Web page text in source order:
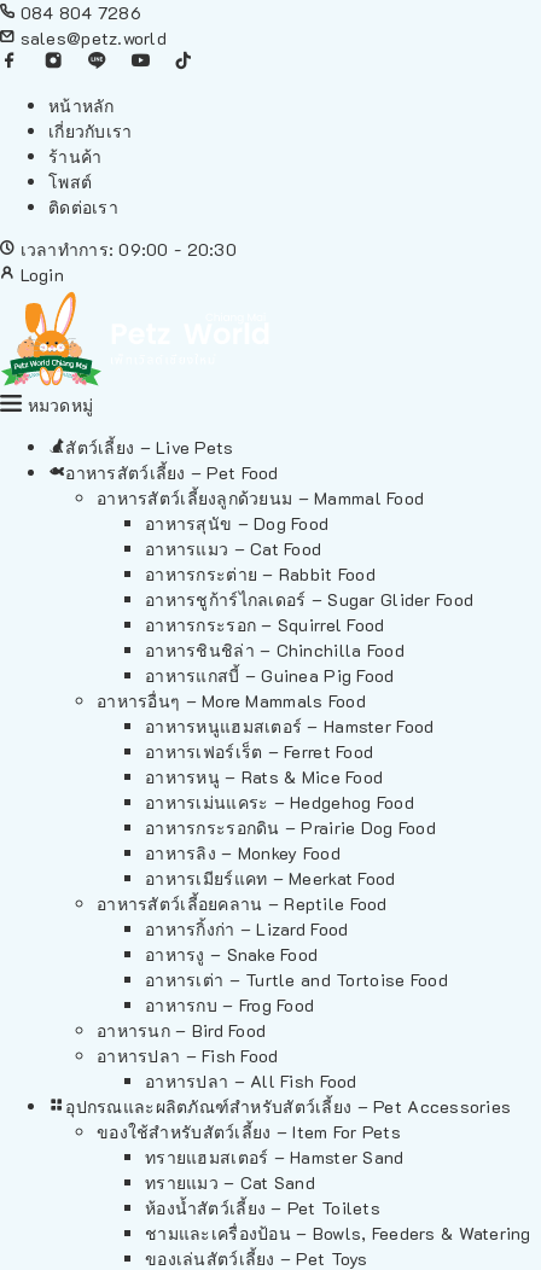
084 804 7286
sales@petz.world
หน้าหลัก
เกี่ยวกับเรา
ร้านค้า
โพสต์
ติดต่อเรา
เวลาทำการ: 09:00 - 20:30
Login
หมวดหมู่
สัตว์เลี้ยง – Live Pets
อาหารสัตว์เลี้ยง – Pet Food
อาหารสัตว์เลี้ยงลูกด้วยนม – Mammal Food
อาหารสุนัข – Dog Food
อาหารแมว – Cat Food
อาหารกระต่าย – Rabbit Food
อาหารชูก้าร์ไกลเดอร์ – Sugar Glider Food
อาหารกระรอก – Squirrel Food
อาหารชินชิล่า – Chinchilla Food
อาหารแกสบี้ – Guinea Pig Food
อาหารอื่นๆ – More Mammals Food
อาหารหนูแฮมสเตอร์ – Hamster Food
อาหารเฟอร์เร็ต – Ferret Food
อาหารหนู – Rats & Mice Food
อาหารเม่นแคระ – Hedgehog Food
อาหารกระรอกดิน – Prairie Dog Food
อาหารลิง – Monkey Food
อาหารเมียร์แคท – Meerkat Food
อาหารสัตว์เลี้อยคลาน – Reptile Food
อาหารกิ้งก่า – Lizard Food
อาหารงู – Snake Food
อาหารเต่า – Turtle and Tortoise Food
อาหารกบ – Frog Food
อาหารนก – Bird Food
อาหารปลา – Fish Food
อาหารปลา – All Fish Food
อุปกรณและผลิตภัณฑ์สำหรับสัตว์เลี้ยง – Pet Accessories
ของใช้สำหรับสัตว์เลี้ยง – Item For Pets
ทรายแฮมสเตอร์ – Hamster Sand
ทรายแมว – Cat Sand
ห้องน้ำสัตว์เลี้ยง – Pet Toilets
ชามและเครื่องป้อน – Bowls, Feeders & Watering
ของเล่นสัตว์เลี้ยง – Pet Toys